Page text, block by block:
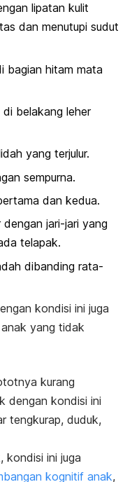
lipatan kulit
dan menutupi sudut
bagian hitam mata
di belakang leher
yang terjulur.
sempurna.
dan kedua.
jari-jari yang
telapak.
dibanding rata-
kondisi ini juga
yang tidak
kurang
dengan kondisi ini
tengkurap, duduk,
kondisi ini juga
kognitif anak,